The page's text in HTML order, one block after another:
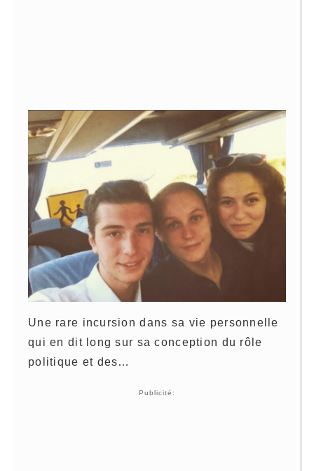
Une rare incursion dans sa vie personnelle
qui en dit long sur sa conception du rôle
politique et des…
Publicité: